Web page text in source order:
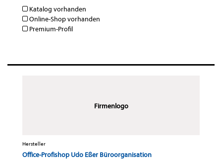
Katalog vorhanden
Online-Shop vorhanden
Premium-Profil
Firmenlogo
Hersteller
Office-Profishop Udo Eßer Büroorganisation